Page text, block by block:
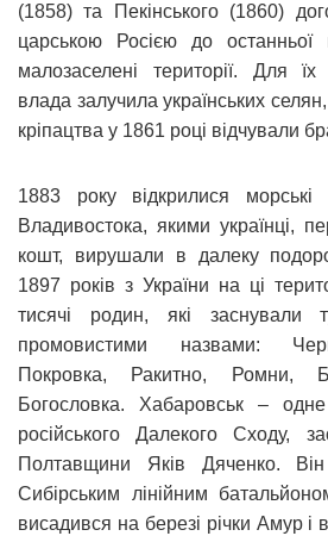
(1858) та Пекінського (1860)
царською Росією до останньої
малозаселені території. Для їх
влада залучила українських
кріпацтва у 1861 році відчували
1883 року відкрилися
Владивостока, якими українці,
кошт, вирушали в далеку
1897 років з України на ці
тисячі родин, які
промовистими назвами:
Покровка, Ракитно, Ромни,
Богословка. Хабаровськ –
російського Далекого Сходу,
Полтавщини Яків Дяченко.
Сибірським лінійним
висадився на березі річки Амур і